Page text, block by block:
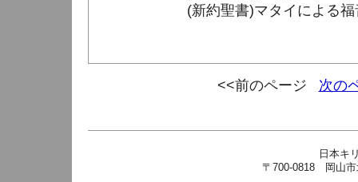
(新約聖書)マタイによる福音
<<前のページ 次の
日本キ
〒700-0818 岡山市